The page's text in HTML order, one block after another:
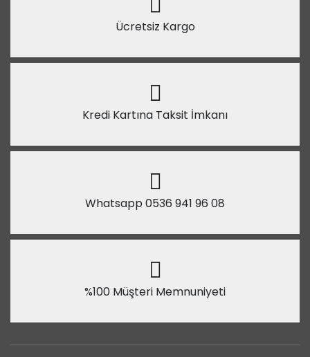
Ücretsiz Kargo
Kredi Kartına Taksit İmkanı
Whatsapp 0536 941 96 08
%100 Müşteri Memnuniyeti